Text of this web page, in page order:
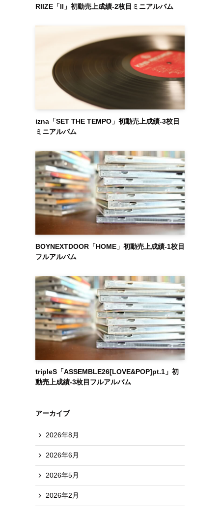
RIIZE「II」初動売上成績-2枚目ミニアルバム
izna「SET THE TEMPO」初動売上成績-3枚目
ミニアルバム
BOYNEXTDOOR「HOME」初動売上成績-1枚目
フルアルバム
tripleS「ASSEMBLE26[LOVE&POP]pt.1」初
動売上成績-3枚目フルアルバム
アーカイブ
2026年8月
2026年6月
2026年5月
2026年2月